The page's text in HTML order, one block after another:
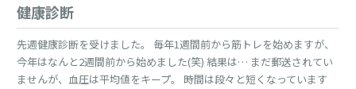
健康診断
先週健康診断を受けました。 毎年1週間前から筋トレを始めますが、
今年はなんと2週間前から始めました(笑) 結果は… まだ郵送されてい
ませんが、血圧は平均値をキープ。 時間は段々と短くなっています